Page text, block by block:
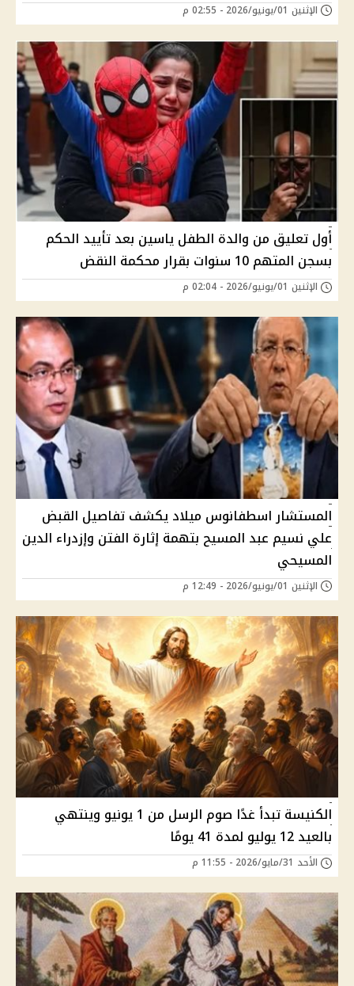
الإثنين 01/يونيو/2026 - 02:55 م
أول تعليق من والدة الطفل ياسين بعد تأييد الحكم
بسجن المتهم 10 سنوات بقرار محكمة النقض
الإثنين 01/يونيو/2026 - 02:04 م
المستشار اسطفانوس ميلاد يكشف تفاصيل القبض
علي نسيم عبد المسيح بتهمة إثارة الفتن وإزدراء الدين
المسيحي
الإثنين 01/يونيو/2026 - 12:49 م
الكنيسة تبدأ غدًا صوم الرسل من 1 يونيو وينتهي
بالعيد 12 يوليو لمدة 41 يومًا
الأحد 31/مايو/2026 - 11:55 م